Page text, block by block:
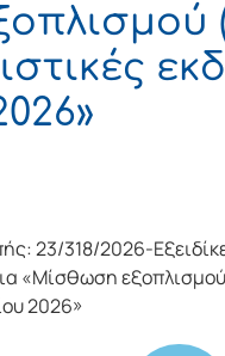
23/318/2026-
«Μίσθωση εξοπλισμού
2026»